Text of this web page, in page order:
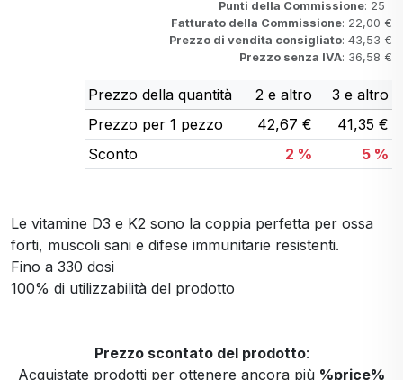
Punti della Commissione: 25
Fatturato della Commissione: 22,00 €
Prezzo di vendita consigliato: 43,53 €
Prezzo senza IVA: 36,58 €
Prezzo della quantità 2 e altro
3 e altro
Prezzo per 1 pezzo
42,67 €
41,35 €
Sconto
2 % 5 %
Le vitamine D3 e K2 sono la coppia perfetta per ossa
forti, muscoli sani e difese immunitarie resistenti.
Fino a 330 dosi
100% di utilizzabilità del prodotto
Prezzo scontato del prodotto:
Acquistate prodotti per ottenere ancora più %price%